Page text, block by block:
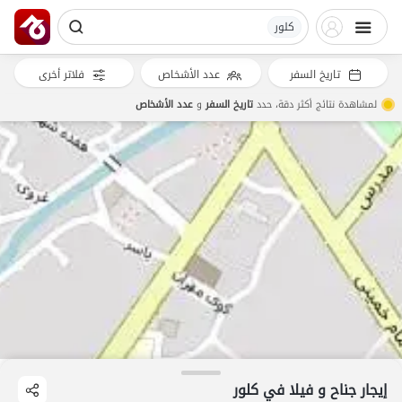
کلور
إيجار جناح و فيلا في کلور
تاريخ السفر عدد الأشخاص فلاتر أخرى
لمشاهدة نتائج أكثر دقة، حددتاريخ السفروعدد الأشخاص